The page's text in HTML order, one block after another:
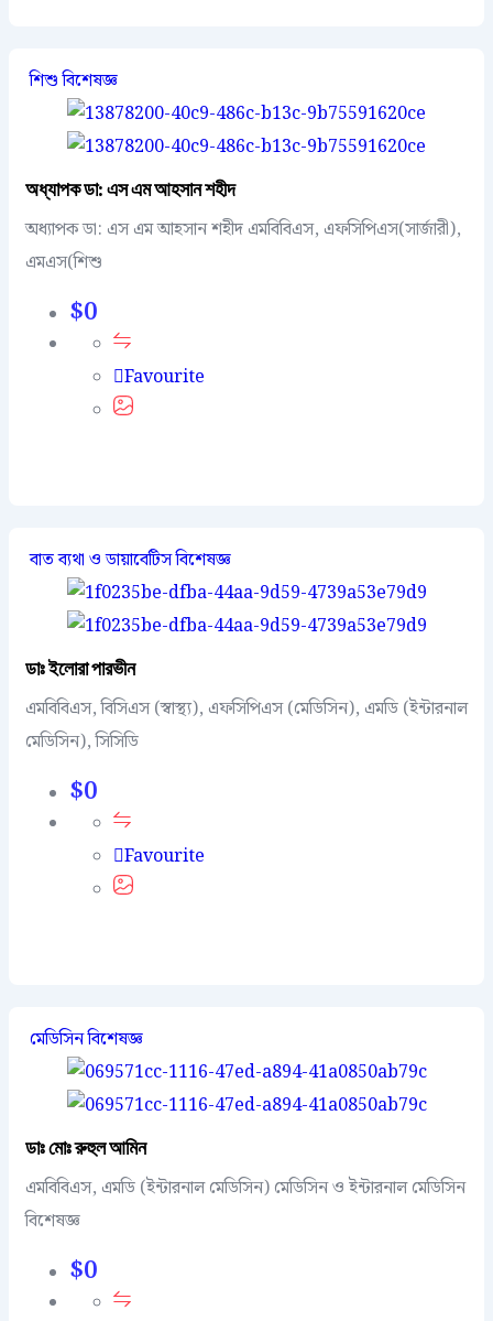
শিশু বিশেষজ্ঞ
অধ্যাপক ডা: এস এম আহসান শহীদ
অধ্যাপক ডা: এস এম আহসান শহীদ এমবিবিএস, এফসিপিএস(সার্জারী),
এমএস(শিশু
$0
Favourite
বাত ব্যথা ও ডায়াবেটিস বিশেষজ্ঞ
ডাঃ ইলোরা পারভীন
এমবিবিএস, বিসিএস (স্বাস্থ্য), এফসিপিএস (মেডিসিন), এমডি (ইন্টারনাল
মেডিসিন), সিসিডি
$0
Favourite
মেডিসিন বিশেষজ্ঞ
ডাঃ মোঃ রুহুল আমিন
এমবিবিএস, এমডি (ইন্টারনাল মেডিসিন) মেডিসিন ও ইন্টারনাল মেডিসিন
বিশেষজ্ঞ
$0